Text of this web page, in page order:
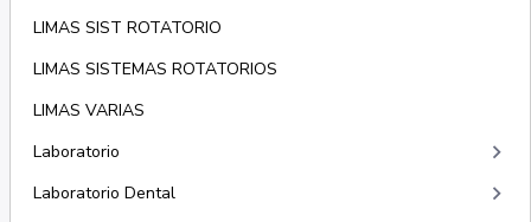
LIMAS SIST ROTATORIO
LIMAS SISTEMAS ROTATORIOS
LIMAS VARIAS
Laboratorio
keyboard_arrow_right
Laboratorio Dental keyboard_arrow_right